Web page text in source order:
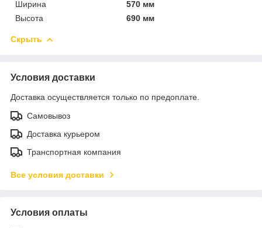
Ширина
570 мм
Высота
690 мм
Скрыть
Условия доставки
Доставка осуществляется только по предоплате.
Самовывоз
Доставка курьером
Транспортная компания
Все условия доставки
Условия оплаты